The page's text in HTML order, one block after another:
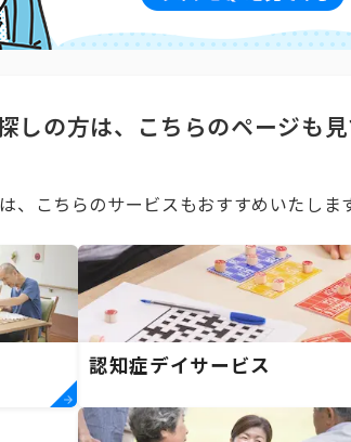
しの方は、こちらのページも
、こちらのサービスもおすすめいたしま
認知症デイサービス